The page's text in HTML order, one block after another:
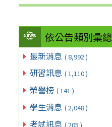
依公告類別彙總
最新消息 ( 8,992 )
研習訊息 ( 1,110 )
榮譽榜 ( 141 )
學生消息 ( 2,048 )
考試訊息 ( 205 )